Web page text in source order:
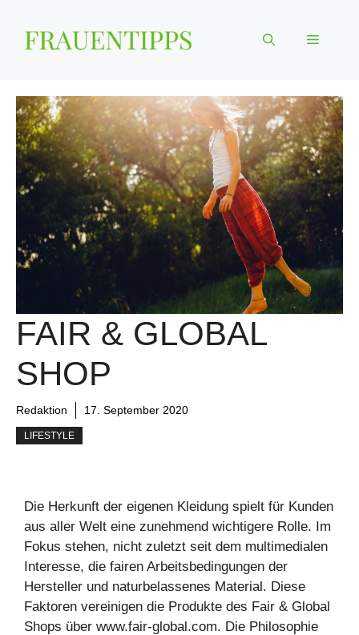
Inhalt
springen
Menü
FAIR & GLOBAL
SHOP
Redaktion 17. September 2020
LIFESTYLE
Die Herkunft der eigenen Kleidung spielt für Kunden
aus aller Welt eine zunehmend wichtigere Rolle. Im
Fokus stehen, nicht zuletzt seit dem multimedialen
Interesse, die fairen Arbeitsbedingungen der
Hersteller und naturbelassenes Material. Diese
Faktoren vereinigen die Produkte des Fair & Global
Shops über www.fair-global.com. Die Philosophie